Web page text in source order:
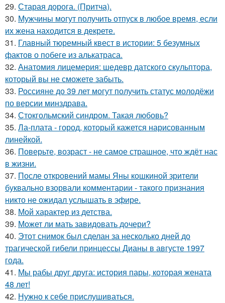
29. Старая дорога. (Притча).
30. Мужчины могут получить отпуск в любое время, если
их жена находится в декрете.
31. Главный тюремный квест в истории: 5 безумных
фактов о побеге из алькатраса.
32. Анатомия лицемерия: шедевр датского скульптора,
который вы не сможете забыть.
33. Россияне до 39 лет могут получить статус молодёжи
по версии минздрава.
34. Стокгольмский синдром. Такая любовь?
35. Ла-плата - город, который кажется нарисованным
линейкой.
36. Поверьте, возраст - не самое страшное, что ждёт нас
в жизни.
37. После откровений мамы Яны кошкиной зрители
буквально взорвали комментарии - такого признания
никто не ожидал услышать в эфире.
38. Мой характер из детства.
39. Может ли мать завидовать дочери?
40. Этот снимок был сделан за несколько дней до
трагической гибели принцессы Дианы в августе 1997
года.
41. Мы рабы друг друга: история пары, которая жената
48 лет!
42. Нужно к себе прислушиваться.